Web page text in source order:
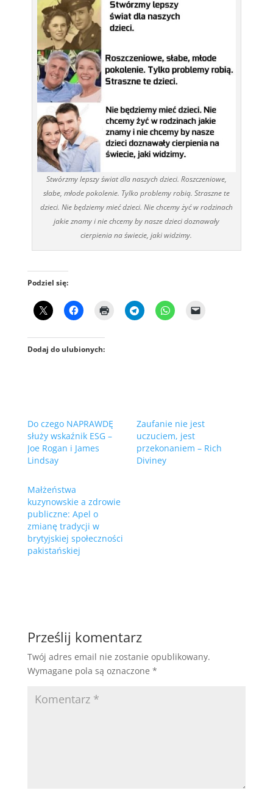
Stwórzmy lepszy świat dla naszych dzieci. Roszczeniowe,
słabe, młode pokolenie. Tylko problemy robią. Straszne te
dzieci. Nie będziemy mieć dzieci. Nie chcemy żyć w rodzinach
jakie znamy i nie chcemy by nasze dzieci doznawały
cierpienia na świecie, jaki widzimy.
Podziel się:
Dodaj do ulubionych:
Do czego NAPRAWDĘ
służy wskaźnik ESG –
Joe Rogan i James
Lindsay
Zaufanie nie jest
uczuciem, jest
przekonaniem – Rich
Diviney
Małżeństwa
kuzynowskie a zdrowie
publiczne: Apel o
zmianę tradycji w
brytyjskiej społeczności
pakistańskiej
Prześlij komentarz
Twój adres email nie zostanie opublikowany.
Wymagane pola są oznaczone *